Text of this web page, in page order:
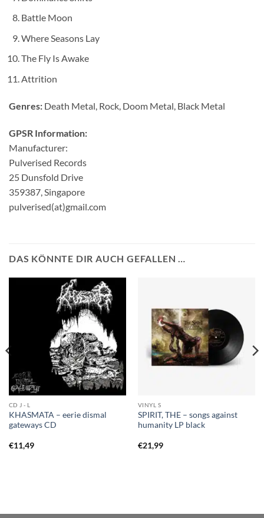
Battle Moon
Where Seasons Lay
The Fly Is Awake
Attrition
Genres: Death Metal, Rock, Doom Metal, Black Metal
GPSR Information:
Manufacturer:
Pulverised Records
25 Dunsfold Drive
359387, Singapore
pulverised(at)gmail.com
DAS KÖNNTE DIR AUCH GEFALLEN …
CD J - L
KHASMATA – eerie dismal
gateways CD
€11,49
VINYL S
SPIRIT, THE – songs against
humanity LP black
€21,99